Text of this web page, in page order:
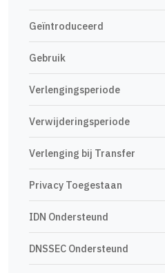
Geïntroduceerd
Gebruik
Verlengingsperiode
Verwijderingsperiode
Verlenging bij Transfer
Privacy Toegestaan
IDN Ondersteund
DNSSEC Ondersteund